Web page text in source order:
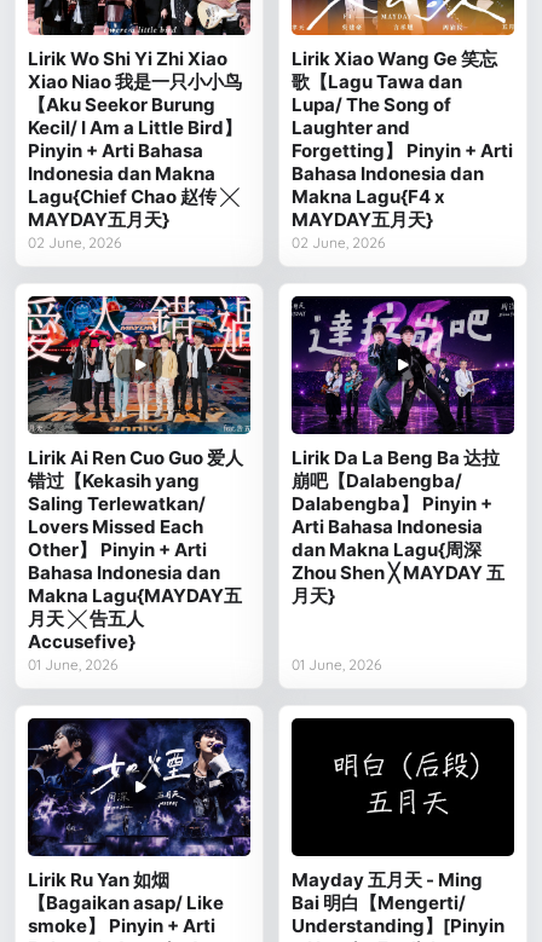
Lirik Wo Shi Yi Zhi Xiao
Xiao Niao 我是一只小小鸟
【Aku Seekor Burung
Kecil/ I Am a Little Bird】
Pinyin + Arti Bahasa
Indonesia dan Makna
Lagu{Chief Chao 赵传 ╳
MAYDAY五月天}
02 June, 2026
Lirik Xiao Wang Ge 笑忘
歌【Lagu Tawa dan
Lupa/ The Song of
Laughter and
Forgetting】 Pinyin + Arti
Bahasa Indonesia dan
Makna Lagu{F4 x
MAYDAY五月天}
02 June, 2026
Lirik Ai Ren Cuo Guo 爱人
错过【Kekasih yang
Saling Terlewatkan/
Lovers Missed Each
Other】 Pinyin + Arti
Bahasa Indonesia dan
Makna Lagu{MAYDAY五
月天 ╳ 告五人
Accusefive}
01 June, 2026
Lirik Da La Beng Ba 达拉
崩吧【Dalabengba/
Dalabengba】 Pinyin +
Arti Bahasa Indonesia
dan Makna Lagu{周深
Zhou Shen ╳ MAYDAY 五
月天}
01 June, 2026
Lirik Ru Yan 如烟
【Bagaikan asap/ Like
smoke】 Pinyin + Arti
Mayday 五月天 - Ming
Bai 明白【Mengerti/
Understanding】[Pinyin